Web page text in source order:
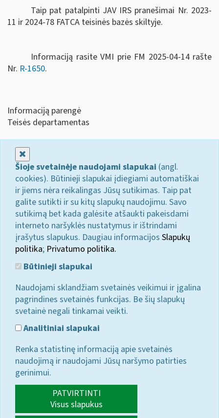
Taip pat patalpinti JAV IRS pranešimai Nr. 2023-
11 ir 2024-78 FATCA teisinės bazės skiltyje.
Informaciją rasite VMI prie FM 2025-04-14 rašte
Nr. R-1650.
Informaciją parengė
Teisės departamentas
Šioje svetainėje naudojami slapukai (angl.
cookies). Būtinieji slapukai įdiegiami automatiškai
ir jiems nėra reikalingas Jūsų sutikimas. Taip pat
galite sutikti ir su kitų slapukų naudojimu. Savo
sutikimą bet kada galėsite atšaukti pakeisdami
interneto naršyklės nustatymus ir ištrindami
įrašytus slapukus. Daugiau informacijos Slapukų
politika; Privatumo politika.
Būtinieji slapukai
Naudojami sklandžiam svetainės veikimui ir įgalina
pagrindines svetainės funkcijas. Be šių slapukų
svetainė negali tinkamai veikti.
Analitiniai slapukai
Renka statistinę informaciją apie svetainės
naudojimą ir naudojami Jūsų naršymo patirties
gerinimui.
PATVIRTINTI
Visus slapukus